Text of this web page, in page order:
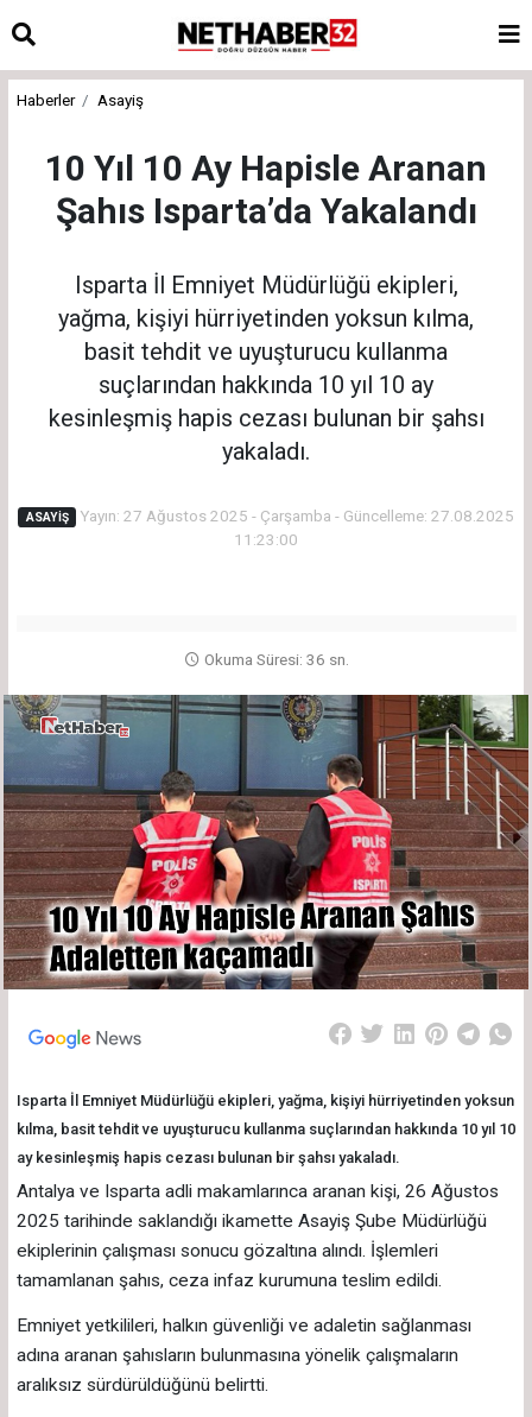
Haberler Asayiş
10 Yıl 10 Ay Hapisle Aranan
Şahıs Isparta’da Yakalandı
Isparta İl Emniyet Müdürlüğü ekipleri,
yağma, kişiyi hürriyetinden yoksun kılma,
basit tehdit ve uyuşturucu kullanma
suçlarından hakkında 10 yıl 10 ay
kesinleşmiş hapis cezası bulunan bir şahsı
yakaladı.
ASAYIŞ
Yayın: 27 Ağustos 2025 - Çarşamba - Güncelleme: 27.08.2025
11:23:00
Okuma Süresi: 36 sn.
Isparta İl Emniyet Müdürlüğü ekipleri, yağma, kişiyi hürriyetinden yoksun
kılma, basit tehdit ve uyuşturucu kullanma suçlarından hakkında 10 yıl 10
ay kesinleşmiş hapis cezası bulunan bir şahsı yakaladı.
Antalya ve Isparta adli makamlarınca aranan kişi, 26 Ağustos
2025 tarihinde saklandığı ikamette Asayiş Şube Müdürlüğü
ekiplerinin çalışması sonucu gözaltına alındı. İşlemleri
tamamlanan şahıs, ceza infaz kurumuna teslim edildi.
Emniyet yetkilileri, halkın güvenliği ve adaletin sağlanması
adına aranan şahısların bulunmasına yönelik çalışmaların
aralıksız sürdürüldüğünü belirtti.